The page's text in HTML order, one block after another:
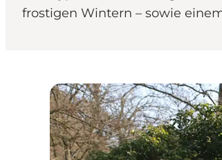
frostigen Wintern – sowie